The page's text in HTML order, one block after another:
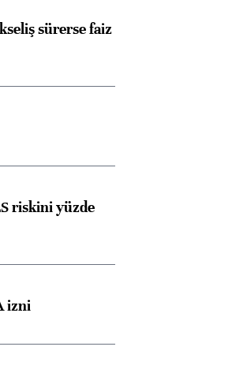
konusunda Unicredit ile
sürerse faiz
riskini yüzde
izni